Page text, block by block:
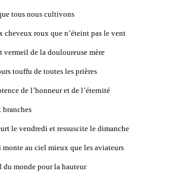
tous nous cultivons
cheveux roux que n’éteint pas le vent
vermeil de la douloureuse mère
touffu de toutes les prières
de l’honneur et de l’éternité
branches
le vendredi et ressuscite le dimanche
monte au ciel mieux que les aviateurs
du monde pour la hauteur